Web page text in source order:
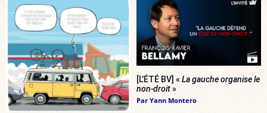
[L’ÉTÉ BV] « La gauche organise le
non-droit»
Par Yann Montero